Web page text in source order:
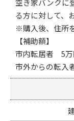
空き家バンクに
る方に対して、
※購入後、住所
【補助額】
市内転居者 5万
市外からの転